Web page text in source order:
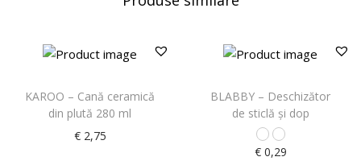
KAROO – Cană ceramică
din plută 280 ml
€2,75
BLABBY – Deschizător
de sticlă şi dop
€0,29